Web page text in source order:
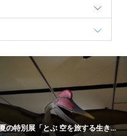
の特別展「とぶ 空を旅する生き...